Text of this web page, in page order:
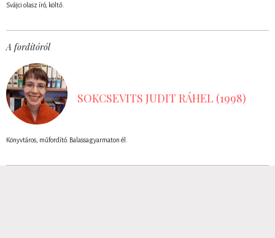
Svájci olasz író, költő.
A fordítóról
SOKCSEVITS JUDIT RÁHEL (1998)
Könyvtáros, műfordító. Balassagyarmaton él.